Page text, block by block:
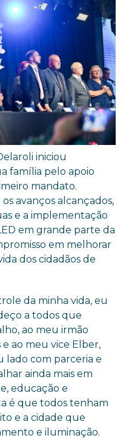
iniciou
família pelo apoio
mandato.
avanços alcançados,
e a implementação
em grande parte da
em melhorar
dos cidadãos de
da minha vida, eu
a todos que
ao meu irmão
ao meu vice Elber,
lado com parceria e
ainda mais em
educação e
é que todos tenham
e a cidade que
e iluminação.